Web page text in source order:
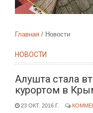
Главная Новости
НОВОСТИ
Алушта стала
курортом в
23 ОКТ. 2016 Г.